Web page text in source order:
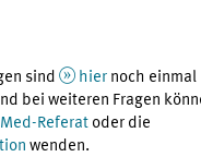
sind hier noch einmal
bei weiteren Fragen
Referat oder die
wenden.